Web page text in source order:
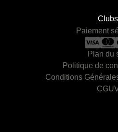
Clubs
Paiement
Plan du
Politique de
Conditions